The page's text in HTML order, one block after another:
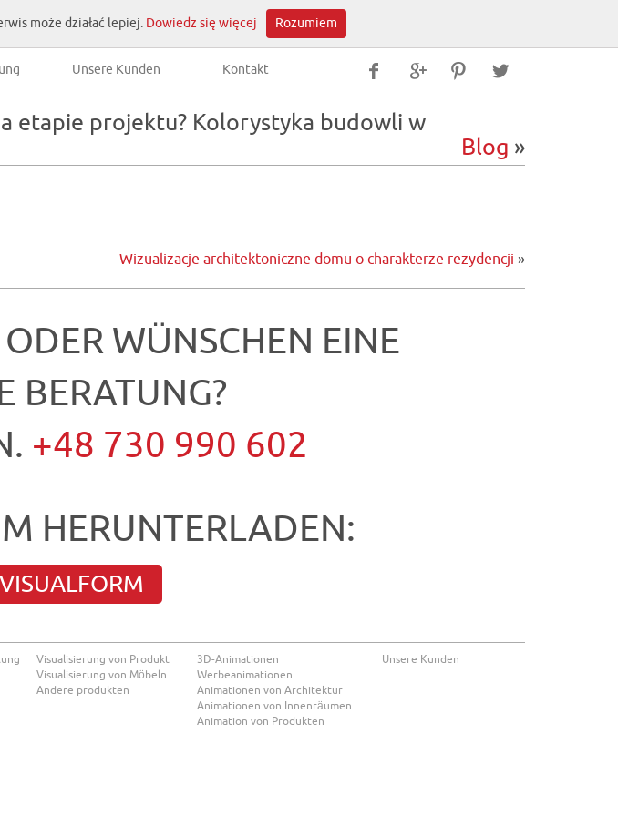
   
Unsere Kunden Kontakt
etapie projektu? Kolorystyka budowli w
Blog »
Wizualizacje architektoniczne domu o charakterze rezydencji »
WÜNSCHEN EINE
BERATUNG?
+48 730 990 602
HERUNTERLADEN:
Visualisierung von Produkt
Visualisierung von Möbeln
Andere produkten
3D-Animationen
Werbeanimationen
Animationen von Architektur
Animationen von Innenräumen
Animation von Produkten
Unsere Kunden
może działać lepiej. Dowiedz się więcej Rozumiem